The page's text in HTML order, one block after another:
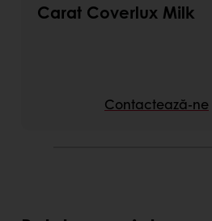
Carat Coverlux Milk
Contactează-ne